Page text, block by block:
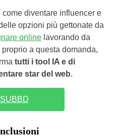
diventare influencer e
opzioni più gettonate da
online lavorando da
a questa domanda,
tutti i tool IA e di
star del web.